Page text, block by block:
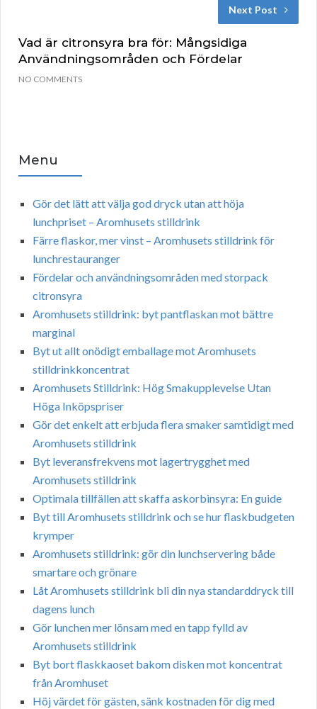
Next Post
Vad är citronsyra bra för: Mångsidiga
Användningsområden och Fördelar
NO COMMENTS
Menu
Gör det lätt att välja god dryck utan att höja
lunchpriset – Aromhusets stilldrink
Färre flaskor, mer vinst – Aromhusets stilldrink för
lunchrestauranger
Fördelar och användningsområden med storpack
citronsyra
Aromhusets stilldrink: byt pantflaskan mot bättre
marginal
Byt ut allt onödigt emballage mot Aromhusets
stilldrinkkoncentrat
Aromhusets Stilldrink: Hög Smakupplevelse Utan
Höga Inköpspriser
Gör det enkelt att erbjuda flera smaker samtidigt med
Aromhusets stilldrink
Byt leveransfrekvens mot lagertrygghet med
Aromhusets stilldrink
Optimala tillfällen att skaffa askorbinsyra: En guide
Byt till Aromhusets stilldrink och se hur flaskbudgeten
krymper
Aromhusets stilldrink: gör din lunchservering både
smartare och grönare
Låt Aromhusets stilldrink bli din nya standarddryck till
dagens lunch
Gör lunchen mer lönsam med en tapp fylld av
Aromhusets stilldrink
Byt bort flaskkaoset bakom disken mot koncentrat
från Aromhuset
Höj värdet för gästen, sänk kostnaden för dig med